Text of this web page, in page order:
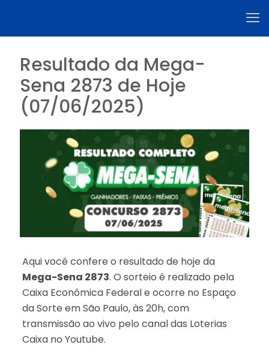
Resultado da Mega-
Sena 2873 de Hoje
(07/06/2025)
Aqui você confere o resultado de hoje da
Mega-Sena 2873. O sorteio é realizado pela
Caixa Econômica Federal e ocorre no Espaço
da Sorte em São Paulo, às 20h, com
transmissão ao vivo pelo canal das Loterias
Caixa no Youtube.